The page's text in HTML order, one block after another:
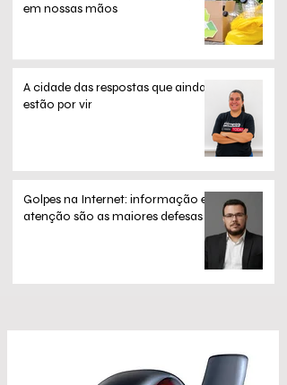
em nossas mãos
A cidade das respostas que ainda
estão por vir
Golpes na Internet: informação e
atenção são as maiores defesas